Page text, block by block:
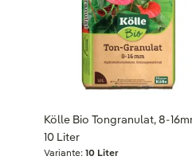
Kölle Bio Tongranulat, 8-
10 Liter
Variante:10 Liter